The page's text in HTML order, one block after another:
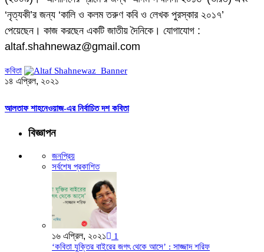
‘নৃত্যকী’র জন্য ‘কালি ও কলম তরুণ কবি ও লেখক পুরস্কার ২০১৭’
পেয়েছেন। কাজ করছেন একটি জাতীয় দৈনিকে। যোগাযোগ :
altaf.shahnewaz@gmail.com
কবিতা
১৪ এপ্রিল, ২০২১
আলতাফ শাহনেওয়াজ-এর নির্বাচিত দশ কবিতা
বিজ্ঞাপন
জনপ্রিয়
সর্বশেষ প্রকাশিত
১৬ এপ্রিল, ২০২১
1
‘কবিতা যুক্তির বাইরের জগৎ থেকে আসে’ : সাজ্জাদ শরিফ